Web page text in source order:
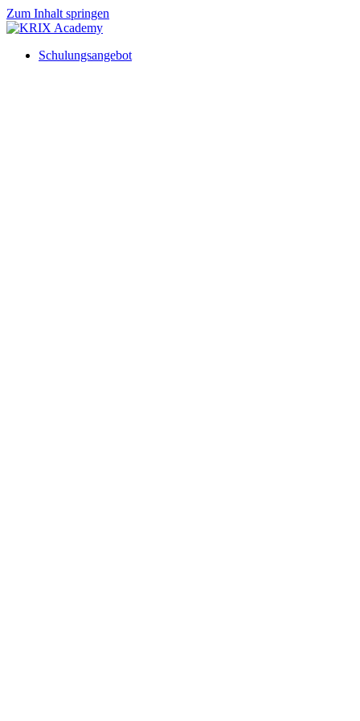
Zum Inhalt springen
Schulungsangebot